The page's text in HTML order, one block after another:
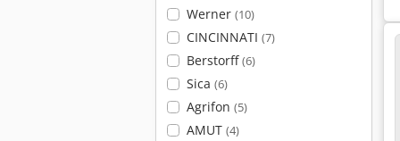
Werner (10)
CINCINNATI (7)
Berstorff(6)
Sica (6)
Agrifon (5)
AMUT (4)